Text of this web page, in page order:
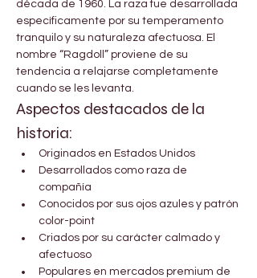
década de 1960. La raza fue desarrollada
específicamente por su temperamento
tranquilo y su naturaleza afectuosa. El
nombre “Ragdoll” proviene de su
tendencia a relajarse completamente
cuando se les levanta.
Aspectos destacados de la
historia:
Originados en Estados Unidos
Desarrollados como raza de
compañía
Conocidos por sus ojos azules y patrón
color-point
Criados por su carácter calmado y
afectuoso
Populares en mercados premium de